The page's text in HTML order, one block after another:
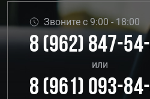
Звоните с 9:00 - 18:00
8 (962) 847-
или
8 (961) 093-